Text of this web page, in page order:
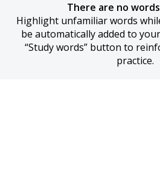
There are no
Highlight unfamiliar words
be automatically added to
“Study words” button to
practice.